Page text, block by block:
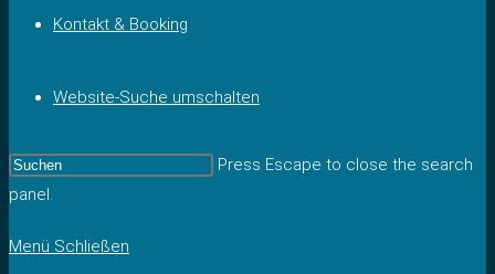
Kontakt & Booking
Website-Suche umschalten
Press Escape to close the search
panel.
Menü Schließen